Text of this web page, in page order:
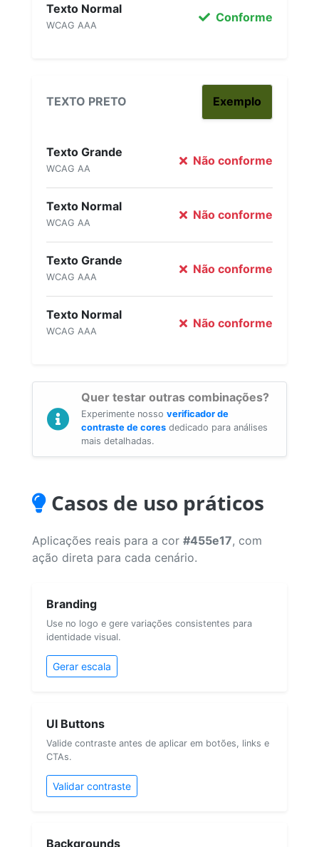
Texto Normal
WCAG AAA
Conforme
TEXTO PRETO Exemplo
Texto Grande
WCAG AA
Não conforme
Texto Normal
WCAG AA
Não conforme
Texto Grande
WCAG AAA
Não conforme
Texto Normal
WCAG AAA
Não conforme
Quer testar outras combinações?
Experimente nosso verificador de
contraste de cores dedicado para análises
mais detalhadas.
Casos de uso práticos
Aplicações reais para a cor #455e17, com
ação direta para cada cenário.
Branding
Use no logo e gere variações consistentes para
identidade visual.
Gerar escala
UI Buttons
Valide contraste antes de aplicar em botões, links e
CTAs.
Validar contraste
Backgrounds